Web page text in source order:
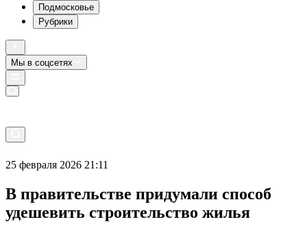
Подмосковье
Рубрики
Мы в соцсетях
25 февраля 2026 21:11
В правительстве придумали способ
удешевить строительство жилья